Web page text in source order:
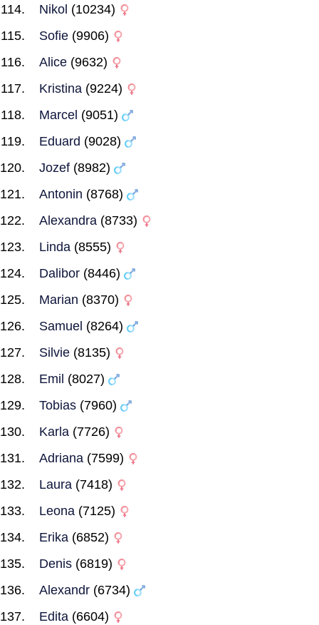
Nikol (10234)
Sofie (9906)
Alice (9632)
Kristina (9224)
Marcel (9051)
Eduard (9028)
Jozef (8982)
Antonin (8768)
Alexandra (8733)
Linda (8555)
Dalibor (8446)
Marian (8370)
Samuel (8264)
Silvie (8135)
Emil (8027)
Tobias (7960)
Karla (7726)
Adriana (7599)
Laura (7418)
Leona (7125)
Erika (6852)
Denis (6819)
Alexandr (6734)
Edita (6604)